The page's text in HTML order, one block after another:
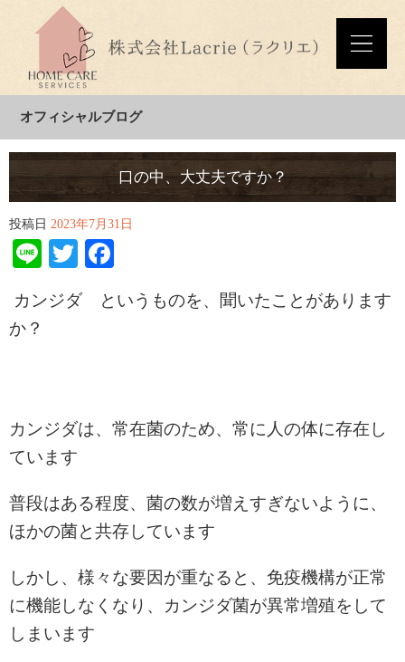
オフィシャルブログ
口の中、大丈夫ですか？
投稿日 2023年7月31日
LineTwitter
カンジダ というものを、聞いたことがあります
か？
カンジダは、常在菌のため、常に人の体に存在し
ています
普段はある程度、菌の数が増えすぎないように、
ほかの菌と共存しています
しかし、様々な要因が重なると、免疫機構が正常
に機能しなくなり、カンジダ菌が異常増殖をして
しまいます